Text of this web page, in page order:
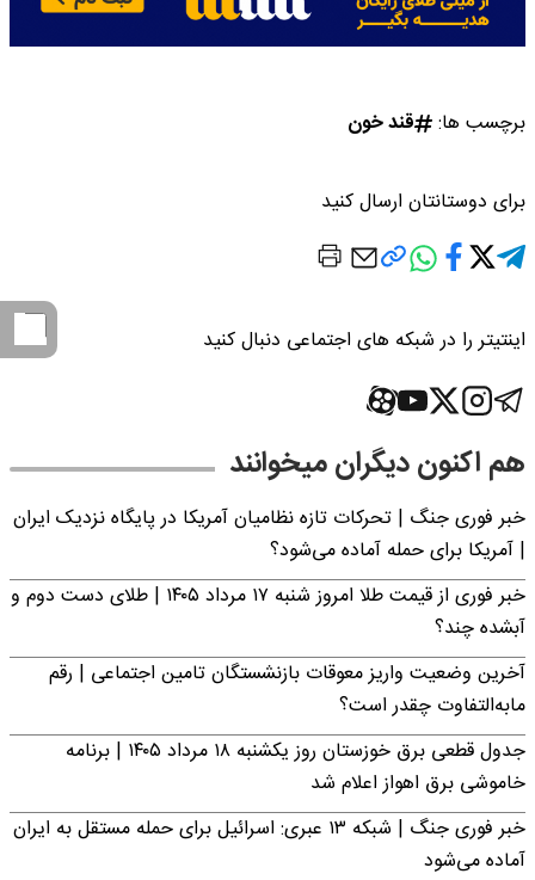
برچسب ها: قند خون
برای دوستانتان ارسال کنید
اینتیتر را در شبکه های اجتماعی دنبال کنید
هم اکنون دیگران میخوانند
خبر فوری جنگ | تحرکات تازه نظامیان آمریکا در پایگاه نزدیک ایران
| آمریکا برای حمله آماده می‌شود؟
خبر فوری از قیمت طلا امروز شنبه ۱۷ مرداد ۱۴۰۵ | طلای دست دوم و
آبشده چند؟
آخرین وضعیت واریز معوقات بازنشستگان تامین اجتماعی | رقم
مابه‌التفاوت چقدر است؟
جدول قطعی برق خوزستان روز یکشنبه ۱۸ مرداد ۱۴۰۵ | برنامه
خاموشی برق اهواز اعلام شد
خبر فوری جنگ | شبکه ۱۳ عبری: اسرائیل برای حمله مستقل به ایران
آماده می‌شود